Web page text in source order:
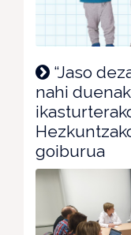
“Jaso
nahi
goiburua